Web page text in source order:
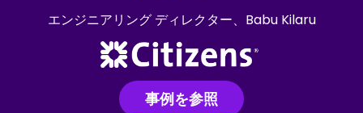
エンジニアリング ディレクター、Babu Kilaru
事例を参照